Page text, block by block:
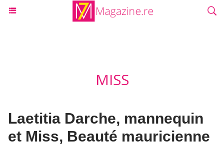
MISS
Laetitia Darche, mannequin
et Miss, Beauté mauricienne